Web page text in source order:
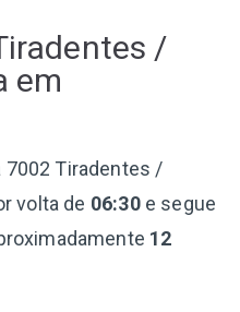
/
em
7002 Tiradentes /
volta de 06:30e segue
12